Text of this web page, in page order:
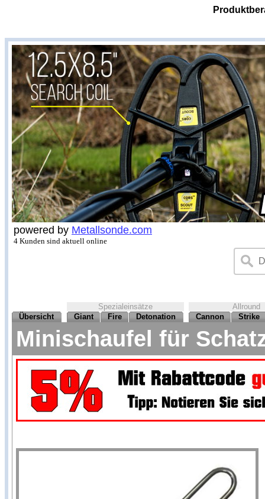
powered by Metallsonde.com
4 Kunden sind aktuell online
Spezialeinsätze
Allround
Übersicht
Giant Fire Detonation Cannon Strike
Minischaufel für